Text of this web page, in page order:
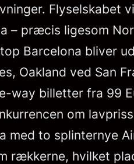
Flyselskabet
– præcis ligesom
Barcelona bliver
Oakland ved San
way billetter fra 99
om
med to splinternye
rækkerne, hvilket